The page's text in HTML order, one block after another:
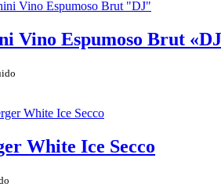
Vino Espumoso Brut
White Ice Secco